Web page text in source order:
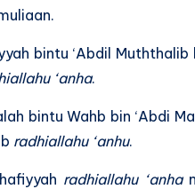
bintu ‘Abdil
‘anha.
bintu Wahb bin ‘Abdi
radhiallahu ‘anhu.
radhiallahu ‘anha